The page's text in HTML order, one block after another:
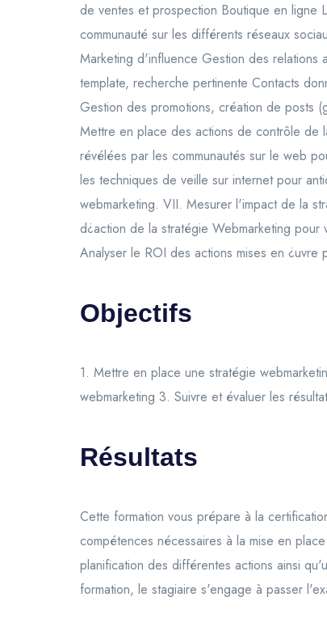
de ventes et prospection Boutique en ligne
communauté sur les différents réseaux
Marketing d'influence Gestion des relations
template, recherche pertinente Contacts
Gestion des promotions, création de posts
Mettre en place des actions de contrôle de
révélées par les communautés sur le web
les techniques de veille sur internet pour
webmarketing. VII. Mesurer l'impact de la
d¿action de la stratégie Webmarketing
Analyser le ROI des actions mises en
Objectifs
1. Mettre en place une stratégie
webmarketing 3. Suivre et évaluer les
Résultats
Cette formation vous prépare à la
compétences nécessaires à la mise en
planification des différentes actions ainsi
formation, le stagiaire s'engage à passer